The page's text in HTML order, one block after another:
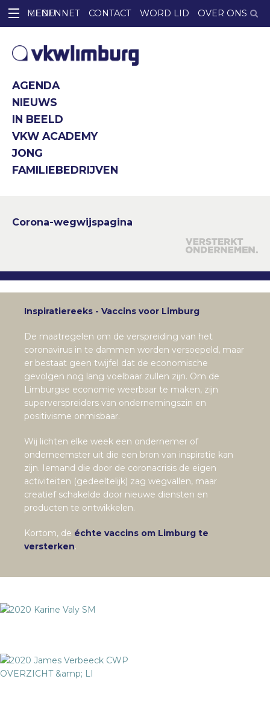
LEDENNET CONTACT WORD LID OVER ONS
AGENDA
NIEUWS
IN BEELD
VKW ACADEMY
JONG
FAMILIEBEDRIJVEN
Corona-wegwijspagina
Inspiratiereeks - Vaccins voor Limburg
De maatregelen om de verspreiding van het
coronavirus in te dammen worden versoepeld, maar
er bestaat geen twijfel dat de economische
gevolgen nog lang voelbaar zullen zijn. Om de
Limburgse economie weerbaar te maken, zijn
superverspreiders van ondernemingszin en
positivisme onmisbaar.
Wij lichten elke week een ondernemer of
onderneemster uit die een bron van inspiratie kan
zijn. Iemand die door de coronacrisis de eigen
activiteiten (gedeeltelijk) zag wegvallen, maar
creatief schakelde door nieuwe diensten en
producten te ontwikkelen.
Kortom, de échte vaccins om Limburg te
versterken.